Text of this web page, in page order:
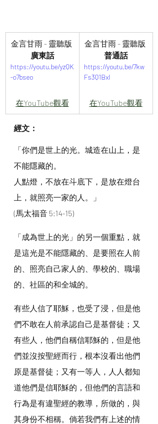
金言甘雨 - 靈聽版
廣東話
https://youtu.be/yzQK
-o7bseo
在YouTube觀看
金言甘雨 - 靈聽版
普通話
https://youtu.be/7kw
Fs3Q1BxI
在YouTube觀看
經文：
「你們是世上的光。城造在山上，是
不能隱藏的。
人點燈，不放在斗底下，是放在燈台
上，就照亮一家的人。」
(馬太福音 5:14-15)
「成為世上的光」的另一個重點，就
是這光是不能隱藏的、是要照在人前
的、照亮自己家人的、學校的、職場
的、社區的和全城的。
有些人信了耶穌，也受了浸，但是他
們不敢在人前承認自己是基督徒；又
有些人，他們自稱信耶穌的，但是他
們並沒按聖經而行，根本沒看出他們
原是基督徒；又有一等人，人人都知
道他們是信耶穌的，但他們的言語和
行為是有違聖經的教導，所做的，與
其身份不相稱。倘若我們有上述的情